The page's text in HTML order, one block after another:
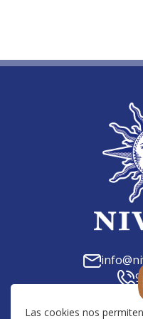
Las cookies nos
C. Tilena, 23,